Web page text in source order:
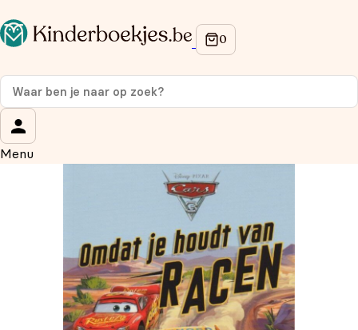
Menu
Op de hoogte blijven van onze acties?
Meld je aan voor onze nieuwsbrief en ontvang
korting
Wat is je voornaam?
Aanmelden
We gebruiken je gegevens om contact op te nemen, in
overeenstemming met onsprivacybeleid.